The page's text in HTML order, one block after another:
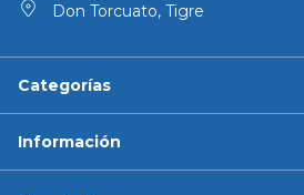
Don Torcuato, Tigre
Categorías
Información